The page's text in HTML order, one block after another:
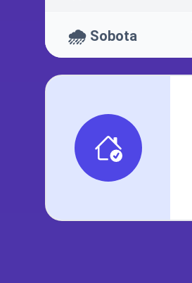
🌧️ Sobota